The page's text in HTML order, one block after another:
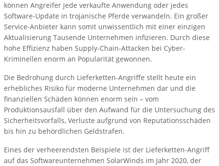
können Angreifer jede verkaufte Anwendung oder jedes
Software-Update in trojanische Pferde verwandeln. Ein großer
Service-Anbieter kann somit unwissentlich mit einer einzigen
Aktualisierung Tausende Unternehmen infizieren. Durch diese
hohe Effizienz haben Supply-Chain-Attacken bei Cyber-
Kriminellen enorm an Popularität gewonnen.
Die Bedrohung durch Lieferketten-Angriffe stellt heute ein
erhebliches Risiko für moderne Unternehmen dar und die
finanziellen Schäden können enorm sein – vom
Produktionsausfall über den Aufwand für die Untersuchung des
Sicherheitsvorfalls, Verluste aufgrund von Reputationsschäden
bis hin zu behördlichen Geldstrafen.
Eines der verheerendsten Beispiele ist der Lieferketten-Angriff
auf das Softwareunternehmen SolarWinds im Jahr 2020, der